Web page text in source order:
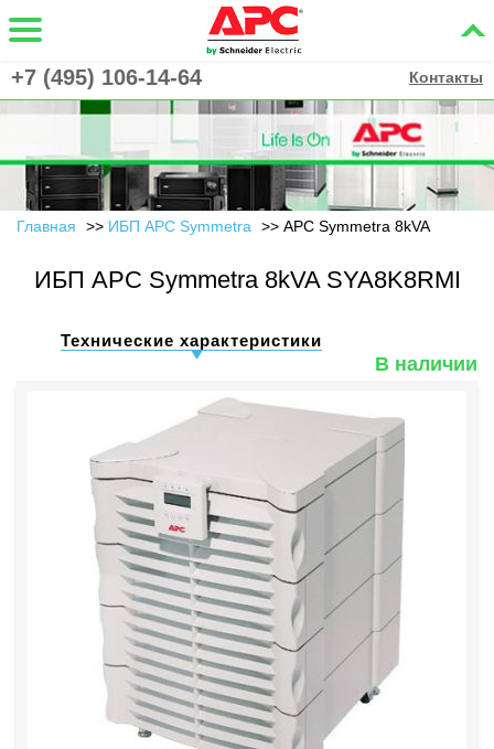
+7 (495) 106-14-64 Контакты
Главная ИБП APC Symmetra APC Symmetra 8kVA
ИБП APC Symmetra 8kVA SYA8K8RMI
Технические характеристики
В наличии